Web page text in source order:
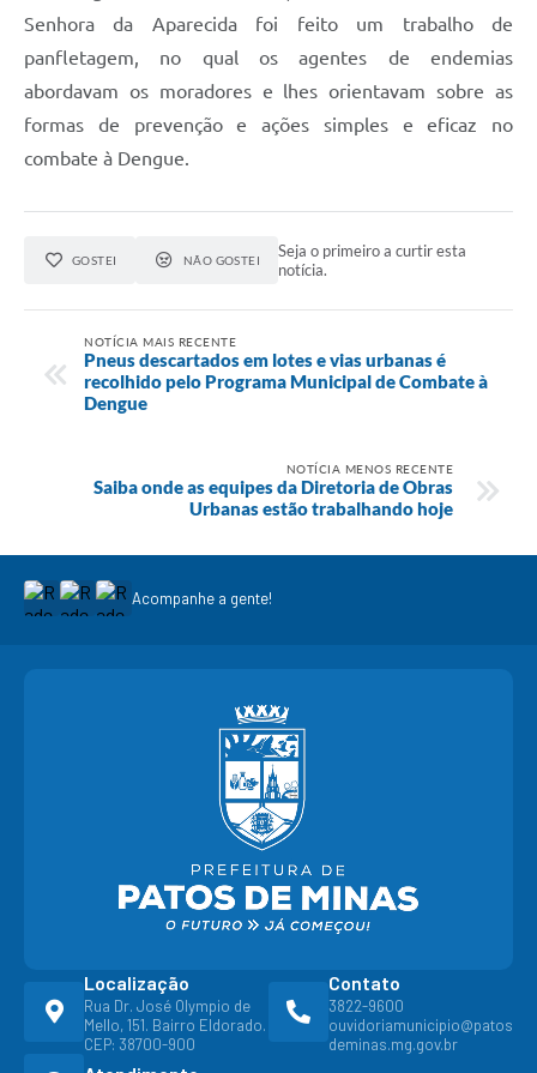
Senhora da Aparecida foi feito um trabalho de
panfletagem, no qual os agentes de endemias
abordavam os moradores e lhes orientavam sobre as
formas de prevenção e ações simples e eficaz no
combate à Dengue.
GOSTEI NÃO GOSTEI
Seja o primeiro a curtir esta
notícia.
NOTÍCIA MAIS RECENTE
Pneus descartados em lotes e vias urbanas é
recolhido pelo Programa Municipal de Combate à
Dengue
NOTÍCIA MENOS RECENTE
Saiba onde as equipes da Diretoria de Obras
Urbanas estão trabalhando hoje
Acompanhe a gente!
Localização
Rua Dr. José Olympio de
Mello, 151. Bairro Eldorado.
CEP: 38700-900
Contato
3822-9600
ouvidoriamunicipio@patos
deminas.mg.gov.br